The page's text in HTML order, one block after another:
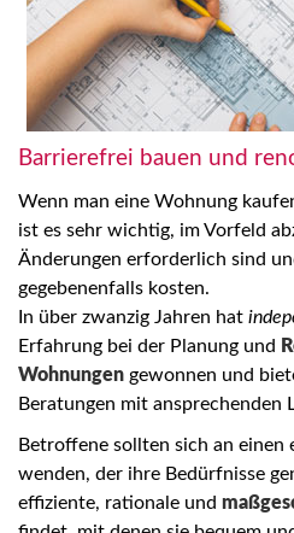
Barrierefrei bauen und
Wenn man eine Wohnung
ist es sehr wichtig, im Vorfeld
Änderungen erforderlich sind
gegebenenfalls kosten.
In über zwanzig Jahren hat
Erfahrung bei der Planung und
Wohnungen gewonnen und
Beratungen mit ansprechenden
Betroffene sollten sich an einen
wenden, der ihre Bedürfnisse
effiziente, rationale und